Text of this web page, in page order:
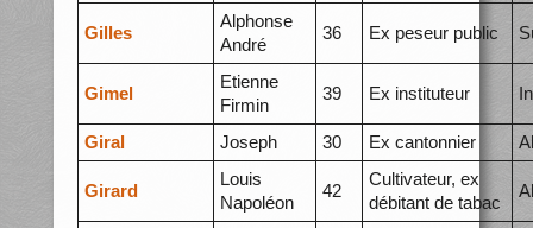
Gilles
Alphonse
André
36 Ex peseur public
Gimel
Etienne
Firmin
39 Ex instituteur
Giral Joseph 30 Ex cantonnier
Girard
Louis
Napoléon
42
Cultivateur, ex
débitant de tabac